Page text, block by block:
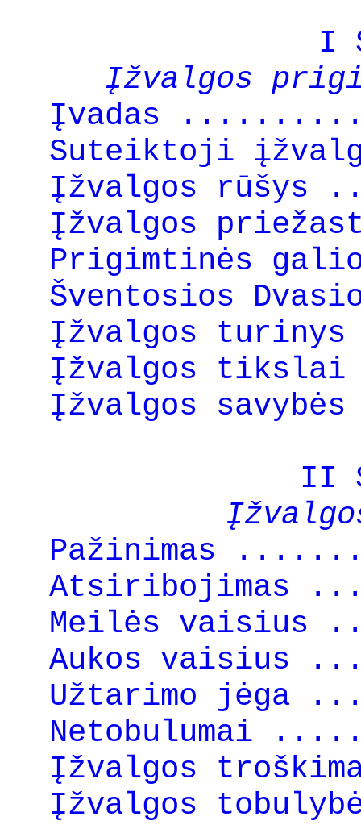
I
Įžvalgos
Įvadas
Suteiktoji
Įžvalgos
Įžvalgos
Prigimtinės
Šventosios
Įžvalgos
Įžvalgos
Įžvalgos
II
Pažinimas
Atsiribojimas
Meilės
Aukos
Užtarimo
Netobulumai
Įžvalgos
Įžvalgos